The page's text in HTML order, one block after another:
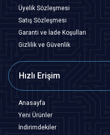
Üyelik Sözleşmesi
Satış Sözleşmesi
Garanti ve İade Koşulları
Gizlilik ve Güvenlik
Hızlı Erişim
Anasayfa
Yeni Ürünler
İndirimdekiler